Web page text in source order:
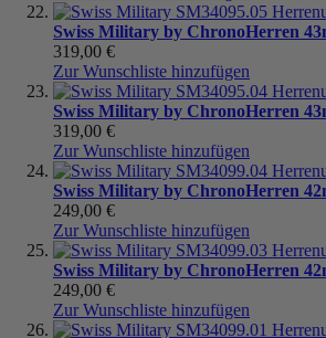
Swiss Military by ChronoHerren
319,00 €
Zur Wunschliste hinzufügen
Swiss Military by ChronoHerren
319,00 €
Zur Wunschliste hinzufügen
Swiss Military by ChronoHerren
249,00 €
Zur Wunschliste hinzufügen
Swiss Military by ChronoHerren
249,00 €
Zur Wunschliste hinzufügen